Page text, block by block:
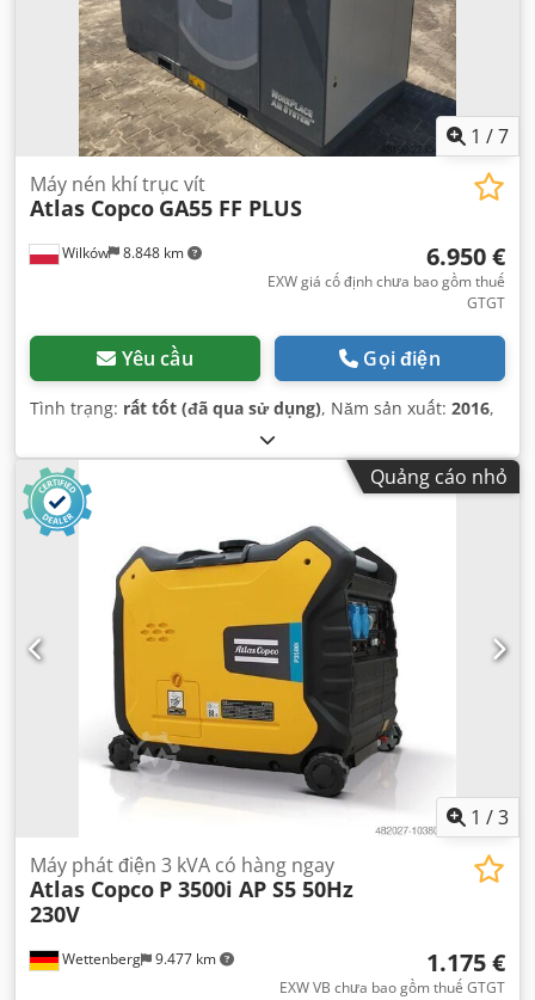
1 /7
Wilków 8.848 km
Máy nén khí trục vít
Atlas Copco GA55 FF PLUS
6.950 €
EXW giá cố định chưa bao gồm thuế
GTGT
Yêu cầu Gọi điện
Tình trạng: rất tốt (đã qua sử dụng), Năm sản xuất: 2016,
Quảng cáo nhỏ
1 /3
Wettenberg 9.477 km
Máy phát điện 3 kVA có hàng ngay
Atlas Copco P 3500i AP S5 50Hz
230V
1.175 €
EXW VB chưa bao gồm thuế GTGT